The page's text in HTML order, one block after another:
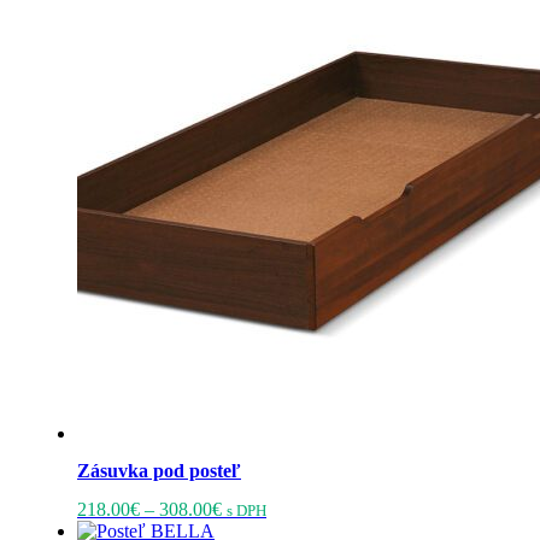
Zásuvka pod posteľ
218.00€ – 308.00€Price
s DPHTento